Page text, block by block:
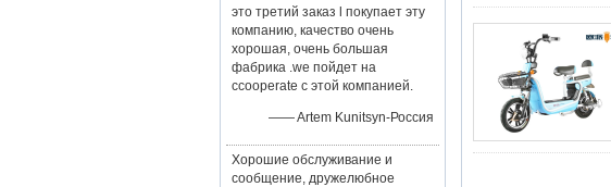
это третий заказ l покупает эту
компанию, качество очень
хорошая, очень большая
фабрика .we пойдет на
ccooperate с этой компанией.
—— Artem Kunitsyn-Россия
Хорошие обслуживание и
сообщение, дружелюбное